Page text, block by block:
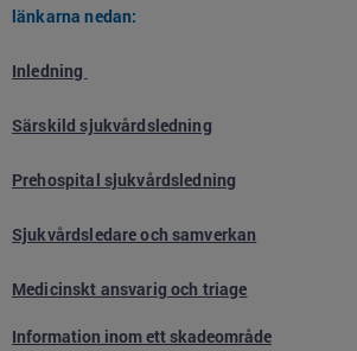
länkarna nedan:
Inledning
Särskild sjukvårdsledning
Prehospital sjukvårdsledning
Sjukvårdsledare och samverkan
Medicinskt ansvarig och triage
Information inom ett skadeområde